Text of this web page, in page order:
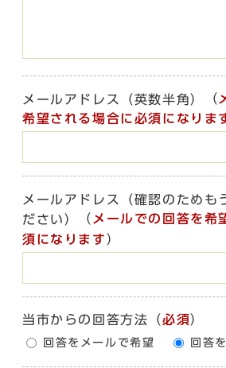
メールアドレス（英数半角） （
希望される場合に必須になりま
メールアドレス（確認のためも
ださい）
（ メールでの回答を希
須になります ）
当市からの回答方法 （必須）
回答をメールで希望 回答